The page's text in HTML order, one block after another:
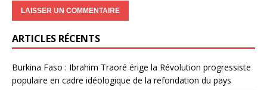
ARTICLES RÉCENTS
Burkina Faso : Ibrahim Traoré érige la Révolution progressiste
populaire en cadre idéologique de la refondation du pays